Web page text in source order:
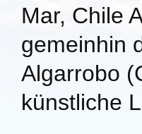
Mar, Chile
gemeinhin
Algarrobo
künstliche